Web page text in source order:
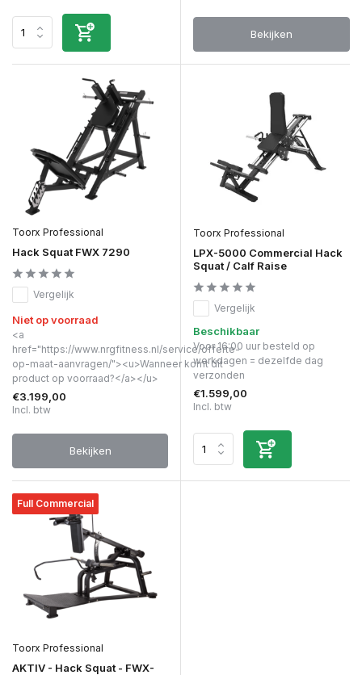
Bekijken
Toorx Professional
Hack Squat FWX 7290
Vergelijk
Niet op voorraad
<a
href="https://www.nrgfitness.nl/service/offerte-
op-maat-aanvragen/"><u>Wanneer komt dit
product op voorraad?</a></u>
€3.199,00
Incl. btw
Bekijken
Toorx Professional
LPX-5000 Commercial Hack
Squat / Calf Raise
Vergelijk
Beschikbaar
Voor 16:00 uur besteld op
werkdagen = dezelfde dag
verzonden
€1.599,00
Incl. btw
Full Commercial
Toorx Professional
AKTIV - Hack Squat - FWX-